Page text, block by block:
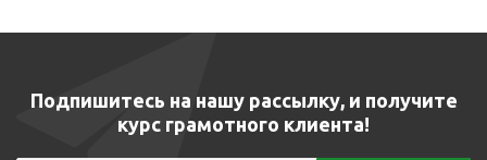
Подпишитесь на нашу рассылку, и получите
курс грамотного клиента!